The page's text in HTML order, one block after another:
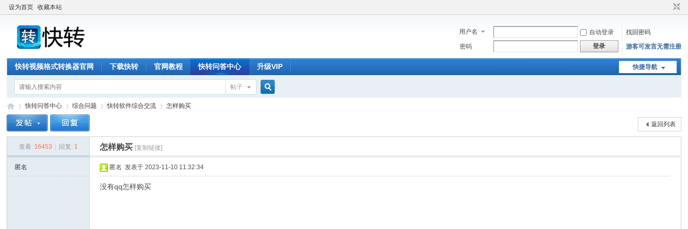
设为首页 收藏本站
用户名 自动登录
找回密码
密码
登录 游客可发言无需注册
快捷导航
快转视频格式转换器官网 下载快转 官网教程 快转问答中心 升级VIP
帖子
快转问答中心
›
综合问题 快转软件综合交流
›
怎样购买
返回列表
查看: 16453 回复: 1 怎样购买 [复制链接]
匿名 匿名发表于 2023-11-10 11:32:34
没有qq怎样购买